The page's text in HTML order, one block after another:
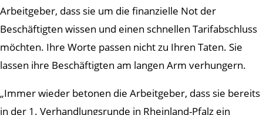
Arbeitgeber, dass sie um die finanzielle Not der
Beschäftigten wissen und einen schnellen Tarifabschluss
möchten. Ihre Worte passen nicht zu Ihren Taten. Sie
lassen ihre Beschäftigten am langen Arm verhungern.
„Immer wieder betonen die Arbeitgeber, dass sie bereits
in der 1. Verhandlungsrunde in Rheinland-Pfalz ein